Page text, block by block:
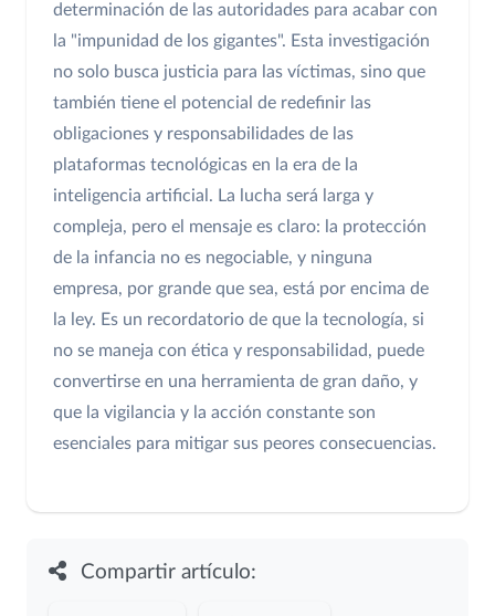
determinación de las autoridades para acabar con
la "impunidad de los gigantes". Esta investigación
no solo busca justicia para las víctimas, sino que
también tiene el potencial de redefinir las
obligaciones y responsabilidades de las
plataformas tecnológicas en la era de la
inteligencia artificial. La lucha será larga y
compleja, pero el mensaje es claro: la protección
de la infancia no es negociable, y ninguna
empresa, por grande que sea, está por encima de
la ley. Es un recordatorio de que la tecnología, si
no se maneja con ética y responsabilidad, puede
convertirse en una herramienta de gran daño, y
que la vigilancia y la acción constante son
esenciales para mitigar sus peores consecuencias.
Compartir artículo: